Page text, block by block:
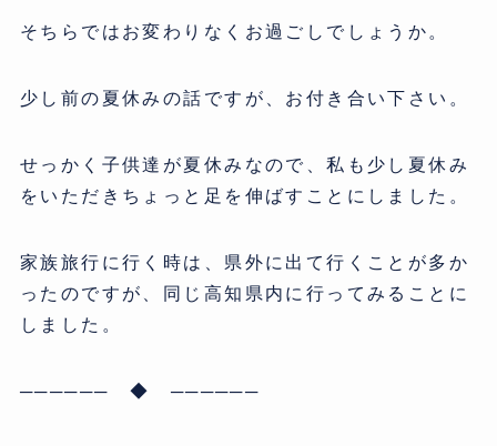
そちらではお変わりなくお過ごしでしょうか。
少し前の夏休みの話ですが、お付き合い下さい。
せっかく子供達が夏休みなので、私も少し夏休み
をいただきちょっと足を伸ばすことにしました。
家族旅行に行く時は、県外に出て行くことが多か
ったのですが、同じ高知県内に行ってみることに
しました。
────── ◆ ──────